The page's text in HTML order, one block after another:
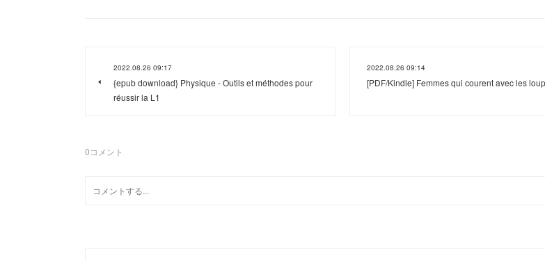
2022.08.26 09:17
{epub download} Physique - Outils et méthodes pour
réussir la L1
2022.08.26 09:14
[PDF/Kindle] Femmes qui courent avec les
0コメント